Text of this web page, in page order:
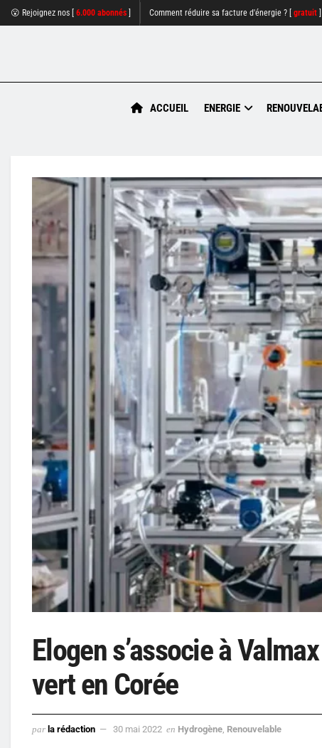
😮 Rejoignez nos [ 6.000 abonnés Comment réduire sa facture d'énergie ? [ gratuit
ACCUEIL ENERGIE
Elogen s’associe à
vert en Corée
par la rédaction 30 mai 2022 en Hydrogène, Renouvelable